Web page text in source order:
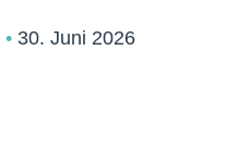
30. Juni 2026